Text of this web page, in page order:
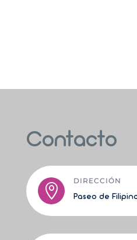
Contacto

DIRECCIÓN
Paseo de